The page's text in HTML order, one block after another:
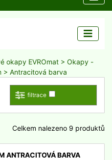
okapy EVROmat > Okapy -
> Antracitová barva
filtrace
Celkem nalezeno 9 produktů
ANTRACITOVÁ BARVA